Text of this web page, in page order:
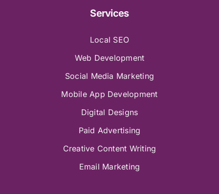
Services
Local SEO
Web Development
Social Media Marketing
Mobile App Development
Digital Designs
Paid Advertising
Creative Content Writing
Email Marketing